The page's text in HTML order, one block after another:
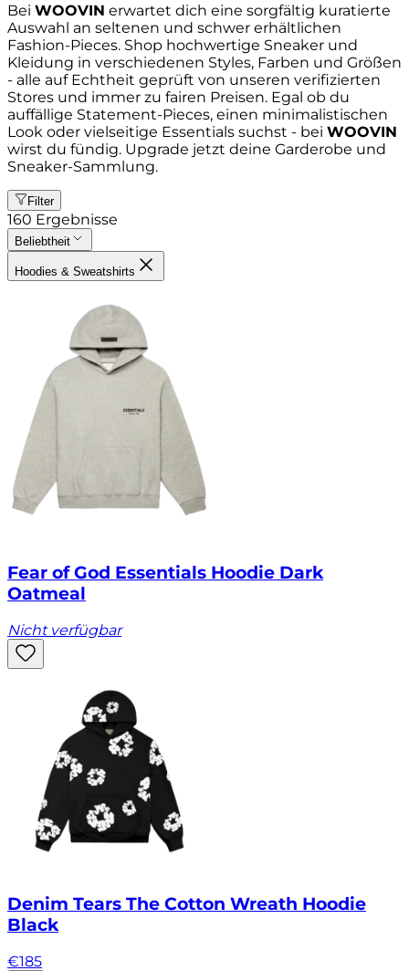
Bei WOOVIN erwartet dich eine sorgfältig kuratierte
Auswahl an seltenen und schwer erhältlichen
Fashion-Pieces. Shop hochwertige Sneaker und
Kleidung in verschiedenen Styles, Farben und Größen
- alle auf Echtheit geprüft von unseren verifizierten
Stores und immer zu fairen Preisen. Egal ob du
auffällige Statement-Pieces, einen minimalistischen
Look oder vielseitige Essentials suchst - bei WOOVIN
wirst du fündig. Upgrade jetzt deine Garderobe und
Sneaker-Sammlung.
Filter
160 Ergebnisse
Beliebtheit
Hoodies & Sweatshirts
Fear of God Essentials Hoodie Dark
Oatmeal
Nicht verfügbar
Denim Tears The Cotton Wreath Hoodie
Black
€185